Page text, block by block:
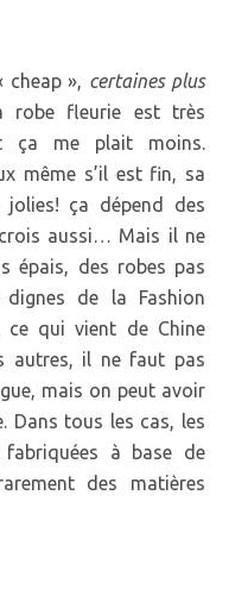
cheap », certaines plus
robe fleurie est très
ça me plait moins.
même s’il est fin, sa
ça dépend des
aussi… Mais il ne
épais, des robes pas
de la Fashion
ce qui vient de Chine
autres, il ne faut pas
mais on peut avoir
Dans tous les cas, les
à base de
des matières